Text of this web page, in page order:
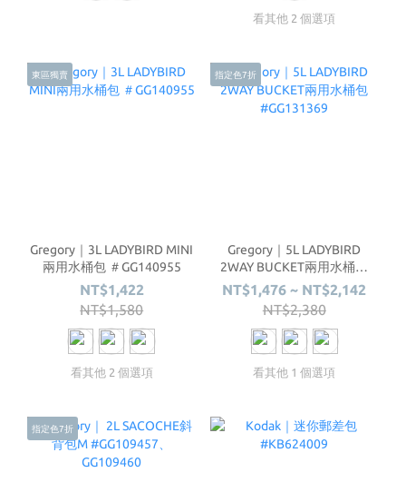
看其他 2 個選項
東區獨賣
Gregory｜3L LADYBIRD MINI
兩用水桶包 ＃GG140955
NT$1,422
NT$1,580
看其他 2 個選項
指定色7折
Gregory｜5L LADYBIRD
2WAY BUCKET兩用水桶包
#GG131369
NT$1,476 ~ NT$2,142
NT$2,380
看其他 1 個選項
指定色7折